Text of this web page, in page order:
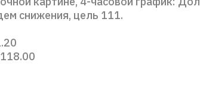
снижения, цель 111.